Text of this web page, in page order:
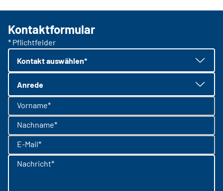
Kontaktformular
* Pflichtfelder
Kontakt auswählen*
Anrede
Vorname*
Nachname*
E-Mail*
Nachricht*